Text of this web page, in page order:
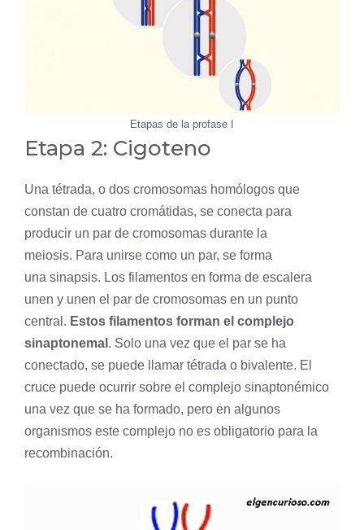
Etapas de la profase I
Etapa 2: Cigoteno
Una tétrada, o dos cromosomas homólogos que
constan de cuatro cromátidas, se conecta para
producir un par de cromosomas durante la
meiosis. Para unirse como un par, se forma
una sinapsis. Los filamentos en forma de escalera
unen y unen el par de cromosomas en un punto
central. Estos filamentos forman el complejo
sinaptonemal . Solo una vez que el par se ha
conectado, se puede llamar tétrada o bivalente. El
cruce puede ocurrir sobre el complejo sinaptonémico
una vez que se ha formado, pero en algunos
organismos este complejo no es obligatorio para la
recombinación.